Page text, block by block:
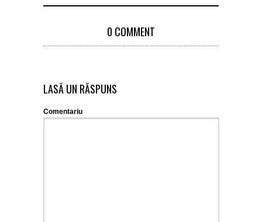
0 COMMENT
LASĂ UN RĂSPUNS
Comentariu